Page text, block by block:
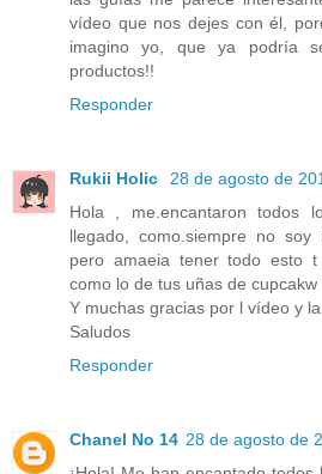
vídeo que nos dejes con él,
imagino yo, que ya podría
productos!!
Responder
Rukii Holic
28 de agosto de
Hola , me.encantaron todos
llegado, como.siempre no soy
pero amaeia tener todo esto
como lo de tus uñas de cupcakw
Y muchas gracias por l vídeo y
Saludos
Responder
Chanel No 14 28 de agosto de